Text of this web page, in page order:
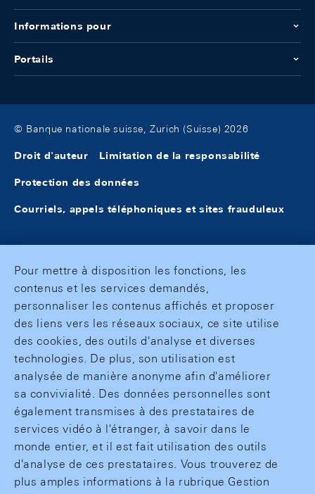
Informations pour
Portails
© Banque nationale suisse, Zurich (Suisse) 2026
Droit d'auteur Limitation de la responsabilité
Protection des données
Courriels, appels téléphoniques et sites frauduleux
Pour mettre à disposition les fonctions, les
contenus et les services demandés,
personnaliser les contenus affichés et proposer
des liens vers les réseaux sociaux, ce site utilise
des cookies, des outils d'analyse et diverses
technologies. De plus, son utilisation est
analysée de manière anonyme afin d'améliorer
sa convivialité. Des données personnelles sont
également transmises à des prestataires de
services vidéo à l'étranger, à savoir dans le
monde entier, et il est fait utilisation des outils
d'analyse de ces prestataires. Vous trouverez de
plus amples informations à la rubrique Gestion